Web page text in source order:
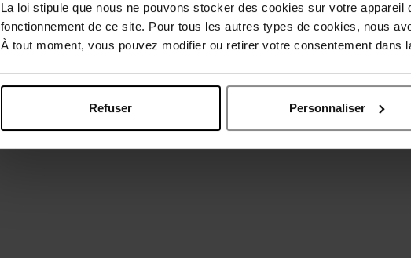
La loi stipule que nous ne pouvons stocker des cookies sur votre appareil
fonctionnement de ce site. Pour tous les autres types de cookies, nous
À tout moment, vous pouvez modifier ou retirer votre consentement dans
Refuser Personnaliser
Oublié quelque